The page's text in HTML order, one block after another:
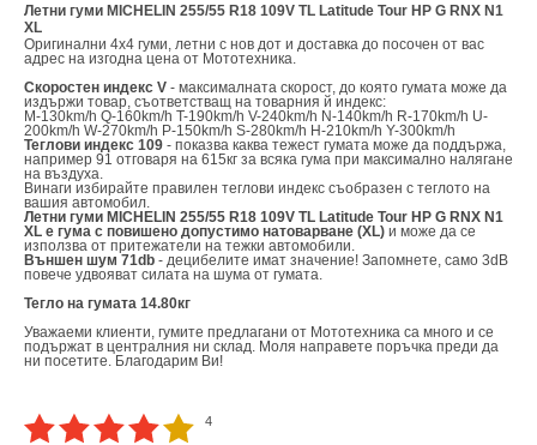
Летни гуми MICHELIN 255/55 R18 109V TL Latitude Tour HP G RNX N1
XL
Оригинални 4х4 гуми, летни с нов дот и доставка до посочен от вас
адрес на изгодна цена от Мототехника.
Скоростен индекс V - максималната скорост, до която гумата може да
издържи товар, съответстващ на товарния й индекс:
M-130km/h Q-160km/h T-190km/h V-240km/h N-140km/h R-170km/h U-
200km/h W-270km/h P-150km/h S-280km/h H-210km/h Y-300km/h
Теглови индекс 109 - показва каква тежест гумата може да поддържа,
например 91 отговаря на 615кг за всяка гума при максимално налягане
на въздуха.
Винаги избирайте правилен теглови индекс съобразен с теглото на
вашия автомобил.
Летни гуми MICHELIN 255/55 R18 109V TL Latitude Tour HP G RNX N1
XL е гума с повишено допустимо натоварване (XL) и може да се
използва от притежатели на тежки автомобили.
Външен шум 71db - децибелите имат значение! Запомнете, само 3dB
повече удвояват силата на шума от гумата.
Тегло на гумата 14.80кг
Уважаеми клиенти, гумите предлагани от Мототехника са много и се
подържат в централния ни склад. Моля направете поръчка преди да
ни посетите. Благодарим Ви!
4